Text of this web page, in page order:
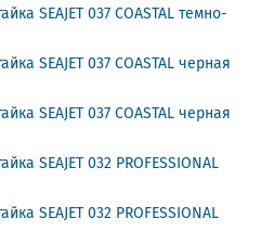
SEAJET 037 COASTAL темно-
SEAJET 037 COASTAL черная
SEAJET 037 COASTAL черная
SEAJET 032 PROFESSIONAL
SEAJET 032 PROFESSIONAL